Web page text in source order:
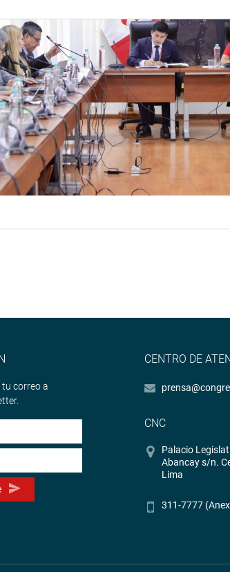
correo a
CENTRO DE
CNC
Palacio
Abancay s/n.
Lima
311-7777